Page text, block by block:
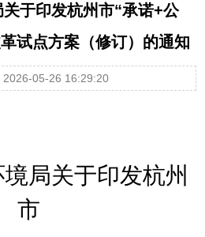
于印发杭州市“承诺+公
试点方案（修订）的通知
2026-05-26 16:29:20
局关于印发杭州
市